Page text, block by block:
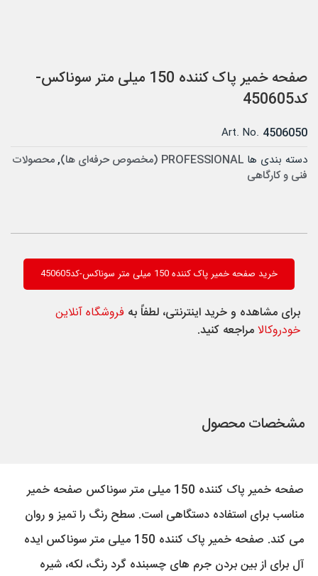
صفحه خمیر پاک کننده 150 میلی متر سوناکس-
کد450605
Art. No. 4506050
دسته بندی ها PROFESSIONAL (مخصوص حرفه‌ای ها) ,محصولات
فنی و کارگاهی
خرید صفحه خمیر پاک کننده 150 میلی متر سوناکس-کد450605
برای مشاهده و خرید اینترنتی، لطفاً به فروشگاه آنلاین
خودروکالا مراجعه کنید.
مشخصات محصول
صفحه خمیر پاک کننده 150 میلی متر سوناکس صفحه خمیر
مناسب برای استفاده دستگاهی است. سطح رنگ را تمیز و روان
می کند. صفحه خمیر پاک کننده 150 میلی متر سوناکس ایده
آل برای از بین بردن جرم های چسبنده گرد رنگ، لکه، شیره